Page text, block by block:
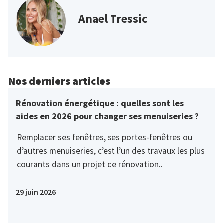
Anael Tressic
Nos derniers articles
Rénovation énergétique : quelles sont les
aides en 2026 pour changer ses menuiseries ?
Remplacer ses fenêtres, ses portes-fenêtres ou
d’autres menuiseries, c’est l’un des travaux les plus
courants dans un projet de rénovation..
29 juin 2026